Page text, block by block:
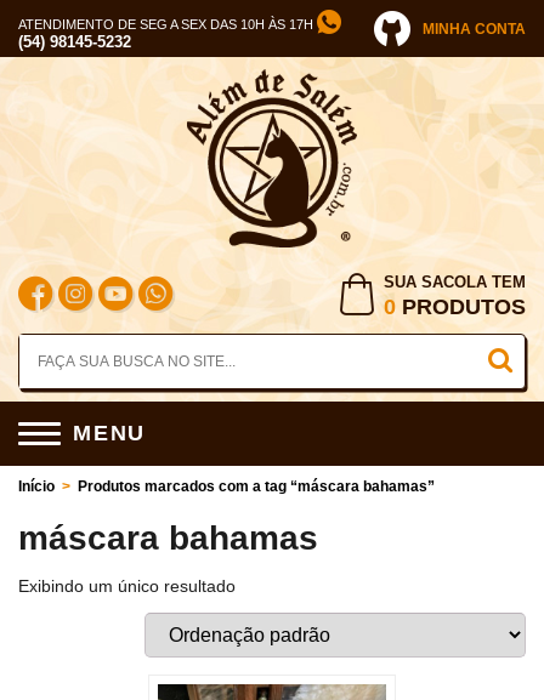
ATENDIMENTO DE SEG A SEX DAS 10H ÀS 17H
(54) 98145-5232
MINHA CONTA
SUA SACOLA TEM
0 PRODUTOS
MENU
Início > Produtos marcados com a tag “máscara bahamas”
máscara bahamas
Exibindo um único resultado